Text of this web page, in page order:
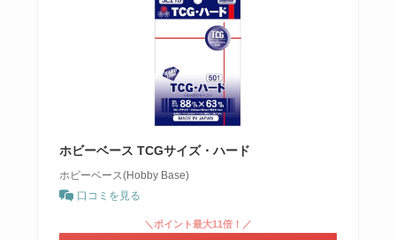
ホビーベース TCGサイズ・ハード
ホビーベース(Hobby Base)
口コミを見る
＼ポイント最大11倍！／